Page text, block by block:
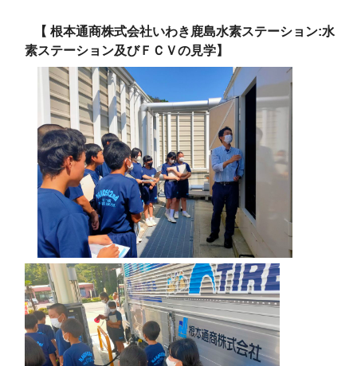
【 根本通商株式会社いわき鹿島水素ステーション:水
素ステーション及びＦＣＶの見学】